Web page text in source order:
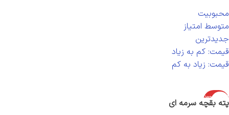
محبوبیت
متوسط امتیاز
جدیدترین
قیمت: کم به زیاد
قیمت: زیاد به کم
اتمام موجود
ی
پته بقچه سرمه ای